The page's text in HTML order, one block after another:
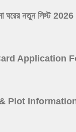
নতুন লিস্ট
Card
& Plot